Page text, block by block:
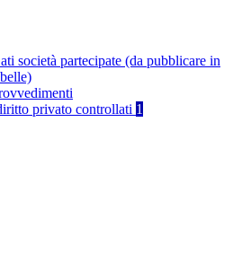
società partecipate (da pubblicare in
privato controllati 1